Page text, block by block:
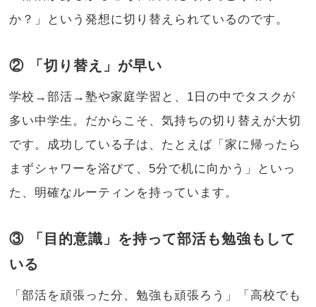
か？」という発想に切り替えられているのです。
② 「切り替え」が早い
学校→部活→塾や家庭学習と、1日の中でタスクが
多い中学生。だからこそ、気持ちの切り替えが大切
です。成功している子は、たとえば「家に帰ったら
まずシャワーを浴びて、5分で机に向かう」といっ
た、明確なルーティンを持っています。
③ 「目的意識」を持って部活も勉強もして
いる
「部活を頑張った分、勉強も頑張ろう」「高校でも